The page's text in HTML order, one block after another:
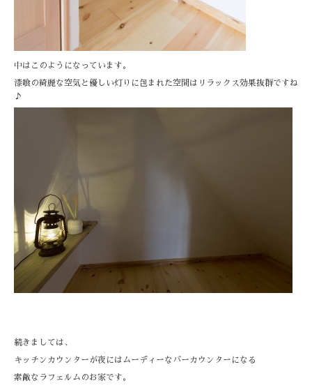
中はこのようになっています。
漆喰の綺麗な空気と優しい灯りに包まれた空間はリラックス効果抜群ですね
♪
続きましては、
キッチンカウンターが夜にはムーディーなバーカウンターになる
素敵なラフェルムのお家です。